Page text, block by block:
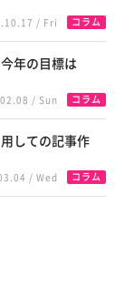
/ Fri コラム
年の目標は
/ Sun コラム
しての記事作
/ Wed コラム